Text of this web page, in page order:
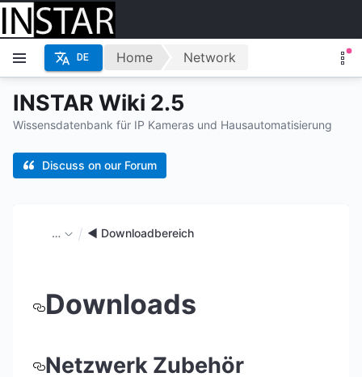
INSTAR Wiki 2.5
Wissensdatenbank für IP Kameras und Hausautomatisierung
Discuss on our Forum
DE Home Network
… ◄ Downloadbereich
Downloads
Netzwerk Zubehör